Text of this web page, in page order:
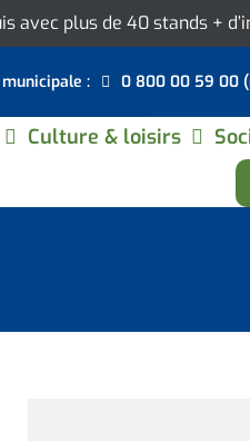
avec plus de 40 stands +
: 0 800 00 59 00
Culture & loisirs